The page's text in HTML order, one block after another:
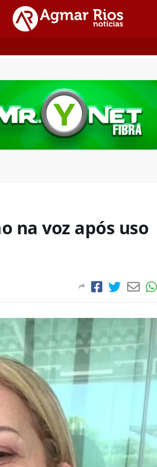
na voz após uso